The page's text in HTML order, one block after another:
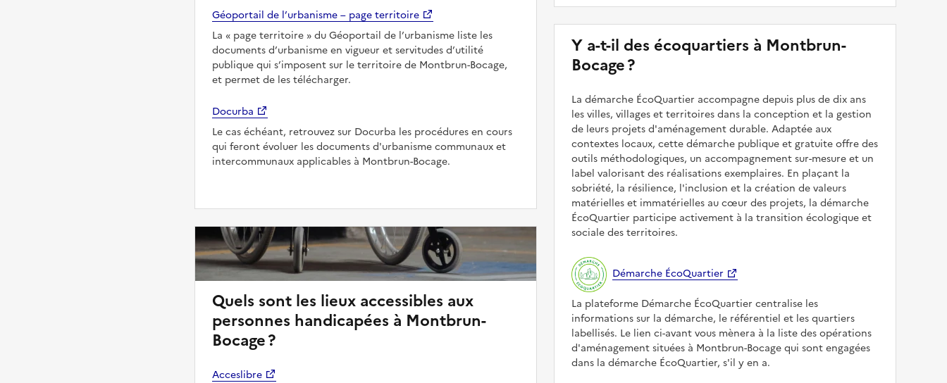
Géoportail de l’urbanisme – page territoire
La
page territoire
du Géoportail de l’urbanisme liste les
documents d’urbanisme en vigueur et servitudes d’utilité
publique qui s’imposent sur le territoire de Montbrun-Bocage,
et permet de les télécharger.
Docurba
Le cas échéant, retrouvez sur Docurba les procédures en cours
qui feront évoluer les documents d'urbanisme communaux et
intercommunaux applicables à Montbrun-Bocage.
Quels sont les lieux accessibles aux
personnes handicapées à Montbrun-
Bocage ?
Acceslibre
Y a-t-il des écoquartiers à Montbrun-
Bocage ?
La démarche ÉcoQuartier accompagne depuis plus de dix ans
les villes, villages et territoires dans la conception et la gestion
de leurs projets d'aménagement durable. Adaptée aux
contextes locaux, cette démarche publique et gratuite offre des
outils méthodologiques, un accompagnement sur-mesure et un
label valorisant des réalisations exemplaires. En plaçant la
sobriété, la résilience, l'inclusion et la création de valeurs
matérielles et immatérielles au cœur des projets, la démarche
ÉcoQuartier participe activement à la transition écologique et
sociale des territoires.
Démarche ÉcoQuartier
La plateforme Démarche ÉcoQuartier centralise les
informations sur la démarche, le référentiel et les quartiers
labellisés. Le lien ci-avant vous mènera à la liste des opérations
d'aménagement situées à Montbrun-Bocage qui sont engagées
dans la démarche ÉcoQuartier, s'il y en a.